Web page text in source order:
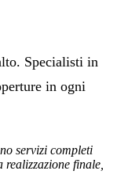
Specialisti in
in ogni
servizi completi
finale,